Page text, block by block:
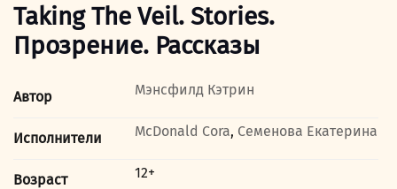
Taking The Veil. Stories.
Прозрение. Рассказы
Автор Мэнсфилд Кэтрин
Исполнители McDonald Cora, Семенова Екатерина
Возраст 12+